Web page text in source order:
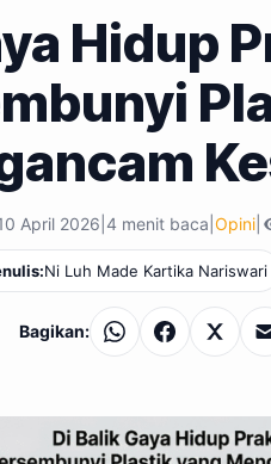
Hidup
April 2026 4 menit baca Opini|
Ni Luh Made Kartika Nariswari
Bagikan: WhatsAppFacebook
X